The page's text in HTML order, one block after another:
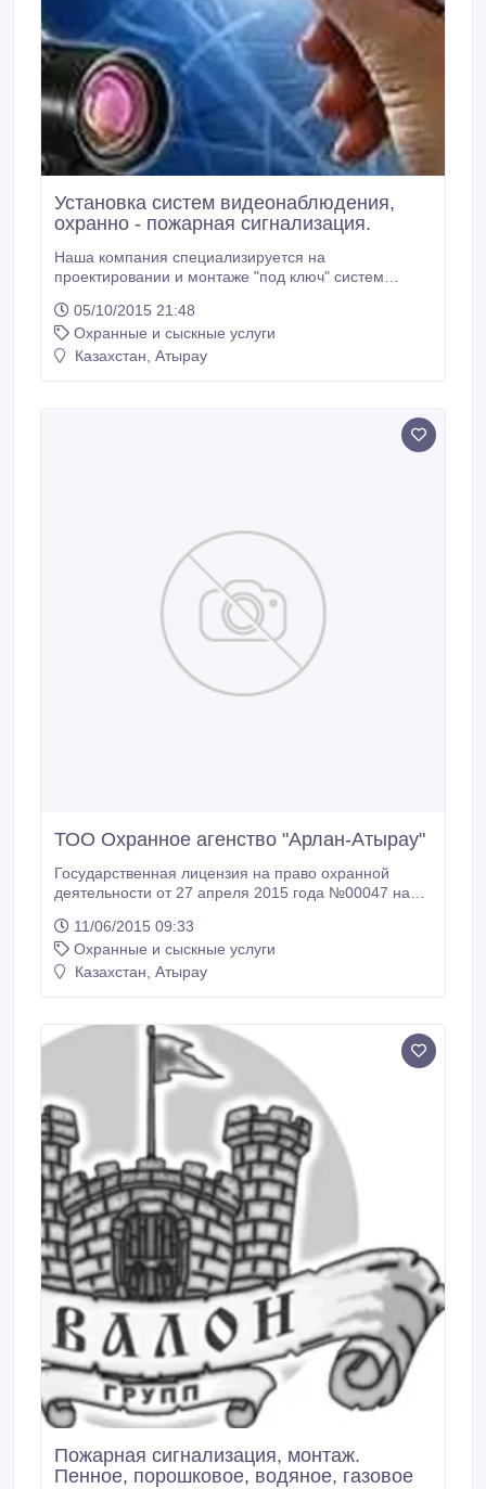
Установка систем видеонаблюдения,
охранно - пожарная сигнализация.
Наша компания специализируется на
проектировании и монтаже "под ключ" систем
красоты, промышленных объектах, а также,
квартирах, частных домах, дачах, подъездах. Наши
специалисты приедут к вам, подберут оптимальный
05/10/2015 21:48
Охранные и сыскные услуги
Казахстан, Атырау
ТОО Охранное агенство "Арлан-Атырау"
Государственная лицензия на право охранной
деятельности от 27 апреля 2015 года №00047 на
компанией охраняются ломбарды, иностранные
компании, обменные пункты валюты, офисные
помещения, ювелирные магазины и АЗС Sinooil,
выбор профессионалам не составит труда.
11/06/2015 09:33
Охранные и сыскные услуги
Казахстан, Атырау
Пожарная сигнализация, монтаж.
Пенное, порошковое, водяное, газовое